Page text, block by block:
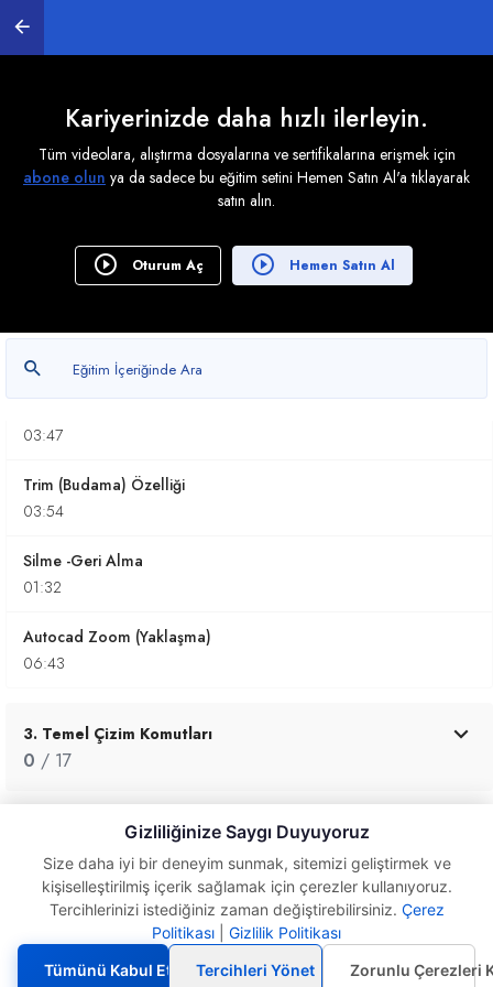
Kariyerinizde daha hızlı ilerleyin.
Tüm videolara, alıştırma dosyalarına ve sertifikalarına erişmek için
abone olun ya da sadece bu eğitim setini Hemen Satın Al'a tıklayarak
satın alın.
Oturum Aç Hemen Satın Al
Çizim Yöntemleri
09:44
Uygulama-1
Erase (Silme) İşlemleri
Circle (Çember)
Object Snap (Nesneye Kenetlenme)
14:11
03:47
Trim (Budama) Özelliği
03:54
Silme -Geri Alma
01:32
Autocad Zoom (Yaklaşma)
06:43
3. Temel Çizim Komutları
0 / 17
4. Katanlar ve Renkler ile Çalışmak
/ 1
5. Çizimlerin Düzenlenmesi
/ 27
(Çember)
Gizliliğinize Saygı Duyuyoruz
Size daha iyi bir deneyim sunmak, sitemizi geliştirmek ve
kişiselleştirilmiş içerik sağlamak için çerezler kullanıyoruz.
Tercihlerinizi istediğiniz zaman değiştirebilirsiniz. Çerez
Politikası
Gizlilik Politikası
Tümünü Kabul Et
Tercihleri Yönet Zorunlu Çerezleri